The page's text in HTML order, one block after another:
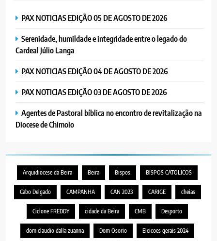
PAX NOTICIAS EDIÇÃO 05 DE AGOSTO DE 2026
Serenidade, humildade e integridade entre o legado do
Cardeal Júlio Langa
PAX NOTICIAS EDIÇÃO 04 DE AGOSTO DE 2026
PAX NOTICIAS EDIÇÃO 03 DE AGOSTO DE 2026
Agentes de Pastoral bíblica no encontro de revitalização na
Diocese de Chimoio
Arquidiocese da Beira Beira Bispos BISPOS CATOLICOS
Cabo Delgado CAMPANHA CAN 2023 CARIGE cheias
Ciclone FREDDY cidade da Beira CMB Desporto
dom claudio dalla zuanna Dom Osorio Eleicoes gerais 2024